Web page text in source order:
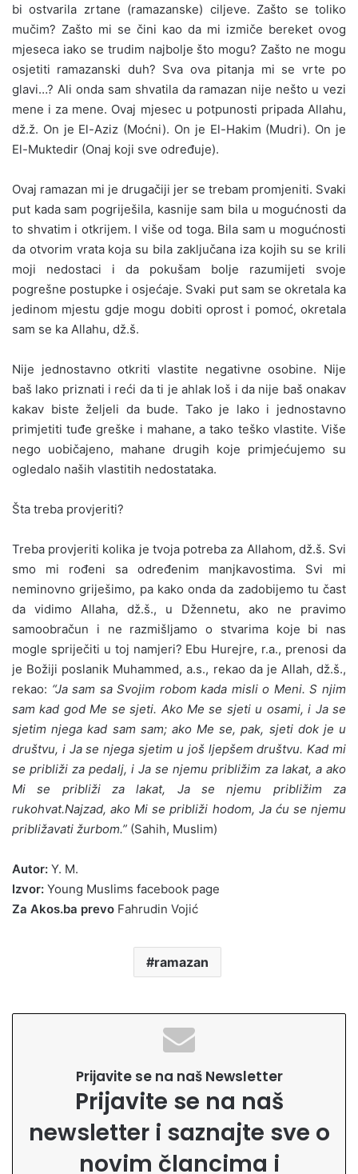
bi ostvarila zrtane (ramazanske) ciljeve. Zašto se toliko
mučim? Zašto mi se čini kao da mi izmiče bereket ovog
mjeseca iako se trudim najbolje što mogu? Zašto ne mogu
osjetiti ramazanski duh? Sva ova pitanja mi se vrte po
glavi…? Ali onda sam shvatila da ramazan nije nešto u vezi
mene i za mene. Ovaj mjesec u potpunosti pripada Allahu,
dž.ž. On je El-Aziz (Moćni). On je El-Hakim (Mudri). On je
El-Muktedir (Onaj koji sve određuje).
Ovaj ramazan mi je drugačiji jer se trebam promjeniti. Svaki
put kada sam pogriješila, kasnije sam bila u mogućnosti da
to shvatim i otkrijem. I više od toga. Bila sam u mogućnosti
da otvorim vrata koja su bila zaključana iza kojih su se krili
moji nedostaci i da pokušam bolje razumijeti svoje
pogrešne postupke i osjećaje. Svaki put sam se okretala ka
jedinom mjestu gdje mogu dobiti oprost i pomoć, okretala
sam se ka Allahu, dž.š.
Nije jednostavno otkriti vlastite negativne osobine. Nije
baš lako priznati i reći da ti je ahlak loš i da nije baš onakav
kakav biste željeli da bude. Tako je lako i jednostavno
primjetiti tuđe greške i mahane, a tako teško vlastite. Više
nego uobičajeno, mahane drugih koje primjećujemo su
ogledalo naših vlastitih nedostataka.
Šta treba provjeriti?
Treba provjeriti kolika je tvoja potreba za Allahom, dž.š. Svi
smo mi rođeni sa određenim manjkavostima. Svi mi
neminovno griješimo, pa kako onda da zadobijemo tu čast
da vidimo Allaha, dž.š., u Džennetu, ako ne pravimo
samoobračun i ne razmišljamo o stvarima koje bi nas
mogle spriječiti u toj namjeri? Ebu Hurejre, r.a., prenosi da
je Božiji poslanik Muhammed, a.s., rekao da je Allah, dž.š.,
rekao: “Ja sam sa Svojim robom kada misli o Meni. S njim
sam kad god Me se sjeti. Ako Me se sjeti u osami, i Ja se
sjetim njega kad sam sam; ako Me se, pak, sjeti dok je u
društvu, i Ja se njega sjetim u još ljepšem društvu. Kad mi
se približi za pedalj, i Ja se njemu približim za lakat, a ako
Mi se približi za lakat, Ja se njemu približim za
rukohvat.Najzad, ako Mi se približi hodom, Ja ću se njemu
približavati žurbom.” (Sahih, Muslim)
Autor: Y. M.
Izvor: Young Muslims facebook page
Za Akos.ba prevo Fahrudin Vojić
ramazan
Prijavite se na naš Newsletter
Prijavite se na naš
newsletter i saznajte sve o
novim člancima i